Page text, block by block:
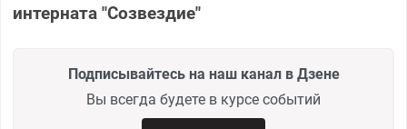
интерната "Созвездие"
Подписывайтесь на наш канал в Дзене
Вы всегда будете в курсе событий